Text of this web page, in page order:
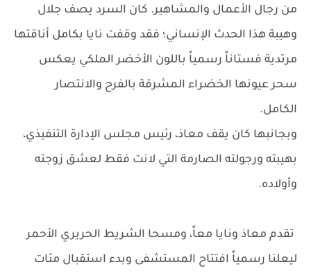
من رجال الأعمال والمشاهير. كان السرد يصف جلال
وهيبة هذا الحدث الإنساني؛ فقد وقفت نايا بكامل أناقتها
مرتدية فستاناً رسمياً باللون الأخضر الملكي يعكس
سحر عيونها الخضراء المشرقة بالفرح والانتصار
الكامل.
وبجانبها كان يقف معاذ، رئيس مجلس الإدارة التنفيذي،
بهيبته ورجولته الصارمة التي لانت فقط لعشق زوجته
وأولاده.
تقدم معاذ ونايا معاً، ومسحا الشريط الحريري الأحمر
ليعلنا رسمياً افتتاح المستشفى وبدء استقبال مئات